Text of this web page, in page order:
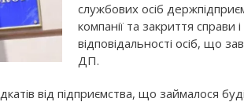
службових осіб
компанії та закриття справи
відповідальності осіб, що
ДП.
від підприємства, що займалося